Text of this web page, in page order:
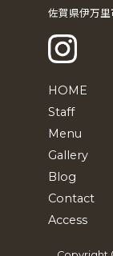
佐賀県伊万里
HOME
Staff
Menu
Gallery
Blog
Contact
Access